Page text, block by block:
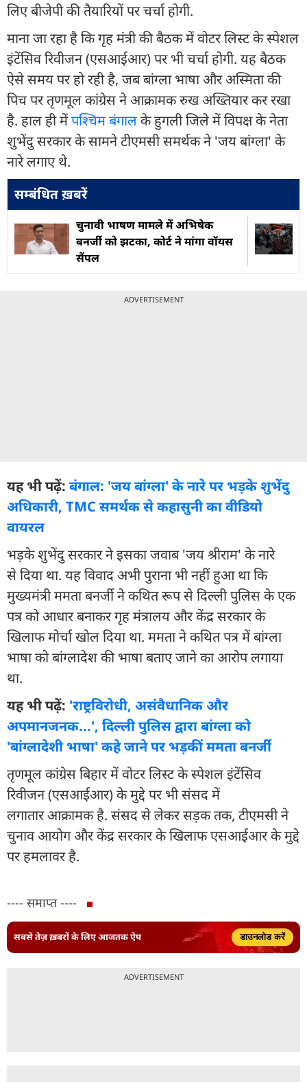
लिए बीजेपी की तैयारियों पर चर्चा होगी.
माना जा रहा है कि गृह मंत्री की बैठक में वोटर लिस्ट के स्पेशल
इंटेंसिव रिवीजन (एसआईआर) पर भी चर्चा होगी. यह बैठक
ऐसे समय पर हो रही है, जब बांग्ला भाषा और अस्मिता की
पिच पर तृणमूल कांग्रेस ने आक्रामक रुख अख्तियार कर रखा
है. हाल ही मेंपश्चिम बंगालके हुगली जिले में विपक्ष के नेता
शुभेंदु सरकार के सामने टीएमसी समर्थक ने 'जय बांग्ला' के
नारे लगाए थे.
सम्बंधित ख़बरें
चुनावी भाषण मामले में अभिषेक
बनर्जी को झटका, कोर्ट ने मांगा वॉयस
सैंपल
ADVERTISEMENT
यह भी पढ़ें: बंगाल: 'जय बांग्ला' के नारे पर भड़के शुभेंदु
अधिकारी, TMC समर्थक से कहासुनी का वीडियो
वायरल
भड़के शुभेंदु सरकार ने इसका जवाब 'जय श्रीराम' के नारे
से दिया था. यह विवाद अभी पुराना भी नहीं हुआ था कि
मुख्यमंत्री ममता बनर्जी ने कथित रूप से दिल्ली पुलिस के एक
पत्र को आधार बनाकर गृह मंत्रालय और केंद्र सरकार के
खिलाफ मोर्चा खोल दिया था. ममता ने कथित पत्र में बांग्ला
भाषा को बांग्लादेश की भाषा बताए जाने का आरोप लगाया
था.
यह भी पढ़ें: 'राष्ट्रविरोधी, असंवैधानिक और
अपमानजनक...', दिल्ली पुलिस द्वारा बांग्ला को
'बांग्लादेशी भाषा' कहे जाने पर भड़कीं ममता बनर्जी
तृणमूल कांग्रेस बिहार में वोटर लिस्ट के स्पेशल इंटेंसिव
रिवीजन (एसआईआर) के मुद्दे पर भी संसद में
लगातार आक्रामक है. संसद से लेकर सड़क तक, टीएमसी ने
चुनाव आयोग और केंद्र सरकार के खिलाफ एसआईआर के मुद्दे
पर हमलावर है.
---- समाप्त ----
सबसे तेज़ ख़बरों के लिए आजतक ऐप डाउनलोड करें
ADVERTISEMENT